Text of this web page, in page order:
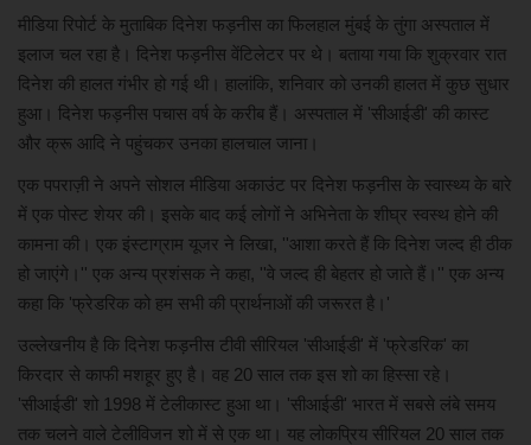
मीडिया रिपोर्ट के मुताबिक दिनेश फड़नीस का फिलहाल मुंबई के तुंगा अस्पताल में
इलाज चल रहा है। दिनेश फड़नीस वेंटिलेटर पर थे। बताया गया कि शुक्रवार रात
दिनेश की हालत गंभीर हो गई थी। हालांकि, शनिवार को उनकी हालत में कुछ सुधार
हुआ। दिनेश फड़नीस पचास वर्ष के करीब हैं। अस्पताल में 'सीआईडी' की कास्ट
और क्रू आदि ने पहुंचकर उनका हालचाल जाना।
एक पपराज़ी ने अपने सोशल मीडिया अकाउंट पर दिनेश फड़नीस के स्वास्थ्य के बारे
में एक पोस्ट शेयर की। इसके बाद कई लोगों ने अभिनेता के शीघ्र स्वस्थ होने की
कामना की। एक इंस्टाग्राम यूजर ने लिखा, ''आशा करते हैं कि दिनेश जल्द ही ठीक
हो जाएंगे।'' एक अन्य प्रशंसक ने कहा, ''वे जल्द ही बेहतर हो जाते हैं।'' एक अन्य
कहा कि 'फ्रेडरिक को हम सभी की प्रार्थनाओं की जरूरत है।'
उल्लेखनीय है कि दिनेश फड़नीस टीवी सीरियल 'सीआईडी' में 'फ्रेडरिक' का
किरदार से काफी मशहूर हुए है। वह 20 साल तक इस शो का हिस्सा रहे।
'सीआईडी' शो 1998 में टेलीकास्ट हुआ था। 'सीआईडी' भारत में सबसे लंबे समय
तक चलने वाले टेलीविजन शो में से एक था। यह लोकप्रिय सीरियल 20 साल तक